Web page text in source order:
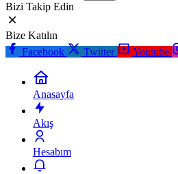
Bizi Takip Edin
Bize Katılın
Facebook
Twitter Youtube
Anasayfa
Akış
Hesabım